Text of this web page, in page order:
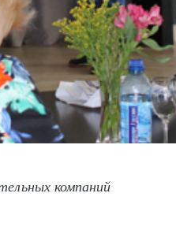
компаний